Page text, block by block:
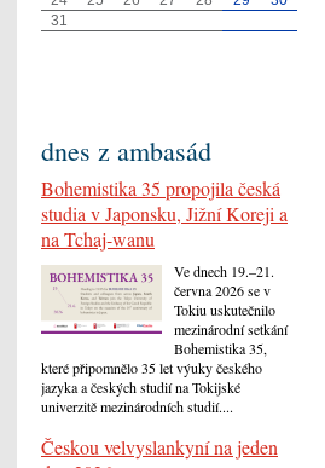
31
dnes z ambasád
Bohemistika 35 propojila česká
studia v Japonsku, Jižní Koreji a
na Tchaj-wanu
Ve dnech 19.–21.
června 2026 se v
Tokiu uskutečnilo
mezinárodní setkání
Bohemistika 35,
které připomnělo 35 let výuky českého
jazyka a českých studií na Tokijské
univerzitě mezinárodních studií....
Českou velvyslankyní na jeden